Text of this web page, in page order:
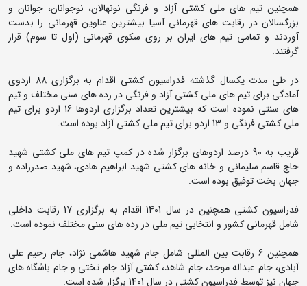
همچنین تیم های ملی کشتی آزاد و فرنگی نونهالان، نوجوانان، جوانان و
بزرگسالان در رقابت های قهرمانی آسیا بیشترین عناوین قهرمانی را بدست
آوردند و تمامی تیم های ایران بر روی سکوی قهرمانی (اول تا سوم) قرار
گرفتند.
در طی مدت یکسال گذشته فدراسیون کشتی اقدام به برگزاری 88 اردوی
آمادگی برای تیم های ملی کشتی آزاد و فرنگی در رده های سنی مختلف و تیم
های سنتی نموده است که بیشترین تعداد برگزاری اردوها 16 اردو برای تیم
ملی کشتی فرنگی و 13 اردو برای تیم ملی کشتی آزاد بوده است.
قریب به 90 درصد اردوهای برگزار شده در کمپ تیم های ملی کشتی شهید
حاج قاسم سلیمانی و خانه های کشتی شهید ابراهیم هادی، شهید صدرزاده و
جهان بخت توفیق بوده است.
فدراسیون کشتی همچنین در سال 1401 اقدام به برگزاری 17 رقابت داخلی
شامل قهرمانی کشور و انتخابی تیم ملی در رده های سنی مختلف نموده است.
همچنین 6 رقابت بین المللی شامل جام شهید هاشمی نژاد، جام رحیم علی
آبادی، جام عبداله موحد، جام شاهد، کشتی آزاد جام تختی و جام باشگاه های
جهان نیز توسط فدراسیون کشتی در سال 1401 برگزار شده است.